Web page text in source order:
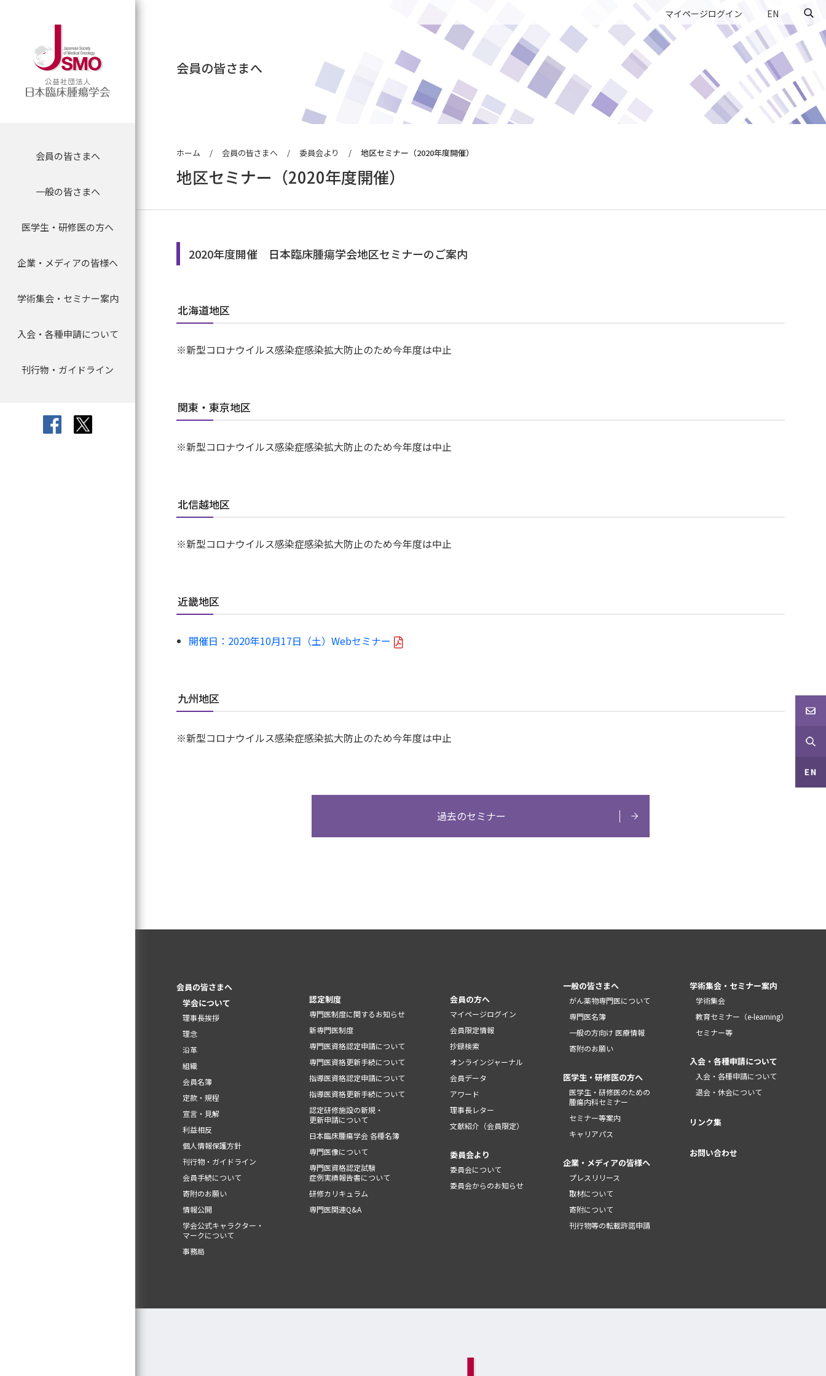
会員の皆さまへ
一般の皆さまへ
医学生・研修医の方へ
企業・メディアの皆様へ
学術集会・セミナー案内
入会・各種申請について
刊行物・ガイドライン
会員の皆さまへ
学会について
認定制度
会員の方へ
委員会より
がん薬物専門医について
専門医名簿
一般の方向け 医療情報
寄附のお願い
医学生・研修医のための
プレスリリース
取材について
寄附について
刊行物等の転載許諾申請
学術集会
教育セミナー（e-learning）
セミナー等
入会・各種申請について
退会・休会について
理事長挨拶
利益相反
個人情報保護方針
会員手続について
マークについて
リンク集
専門医制度に関するお知らせ
日本臨床腫瘍学会 各種名簿
症例実績報告書について
研修カリキュラム
マイページログイン
文献紹介（会員限定）
委員会について
探したいワードを入力してください
マイページログイン EN
会員の皆さまへ
ホーム 会員の皆さまへ 委員会より 地区セミナー（2020年度開催）
地区セミナー（2020年度開催）
2020年度開催 日本臨床腫瘍学会地区セミナーのご案内
北海道地区
※新型コロナウイルス感染症感染拡大防止のため今年度は中止
関東・東京地区
※新型コロナウイルス感染症感染拡大防止のため今年度は中止
北信越地区
※新型コロナウイルス感染症感染拡大防止のため今年度は中止
近畿地区
開催日：2020年10月17日（土）Webセミナー
九州地区
※新型コロナウイルス感染症感染拡大防止のため今年度は中止
過去のセミナー
会員の皆さまへ
学会について
理事長挨拶
理念
沿革
組織
会員名簿
定款・規程
宣言・見解
利益相反
個人情報保護方針
刊行物・ガイドライン
会員手続について
寄附のお願い
情報公開
学会公式キャラクター・
マークについて
事務局
認定制度
専門医制度に関するお知らせ
新専門医制度
専門医資格認定申請について
専門医資格更新手続について
指導医資格認定申請について
指導医資格更新手続について
認定研修施設の新規・
更新申請について
日本臨床腫瘍学会 各種名簿
専門医像について
専門医資格認定試験
症例実績報告書について
研修カリキュラム
専門医関連Q&A
会員の方へ
マイページログイン
会員限定情報
抄録検索
オンラインジャーナル
会員データ
アワード
理事長レター
文献紹介（会員限定）
委員会より
委員会について
委員会からのお知らせ
一般の皆さまへ
がん薬物専門医について
専門医名簿
一般の方向け 医療情報
寄附のお願い
医学生・研修医の方へ
医学生・研修医のための
腫瘍内科セミナー
セミナー等案内
キャリアパス
企業・メディアの皆様へ
プレスリリース
取材について
寄附について
刊行物等の転載許諾申請
学術集会・セミナー案内
学術集会
教育セミナー（e-learning）
セミナー等
入会・各種申請について
入会・各種申請について
退会・休会について
リンク集
お問い合わせ